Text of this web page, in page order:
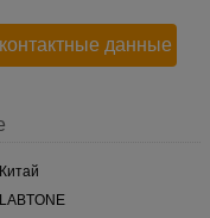
контактные данные
Китай
LABTONE